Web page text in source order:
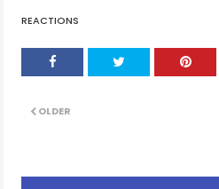
REACTIONS
OLDER